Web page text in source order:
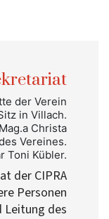
der Verein
in Villach.
Christa
Vereines.
Toni Kübler.
der CIPRA
Personen
Leitung des